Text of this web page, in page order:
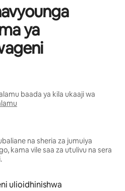
ya
baada ya kila ukaaji wa
na sheria za jumuiya
kama vile saa za utulivu na sera
ulioidhinishwa